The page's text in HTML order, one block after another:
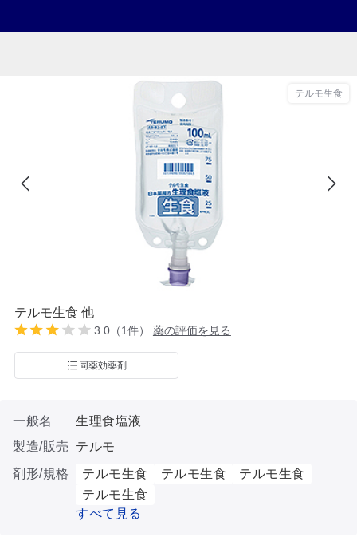
テルモ生食
テルモ生食 他
3.0（1件） 薬の評価を見る
同薬効薬剤
一般名
生理食塩液
製造/販売
テルモ
剤形/規格
テルモ生食 テルモ生食
テルモ生食
テルモ生食
すべて見る